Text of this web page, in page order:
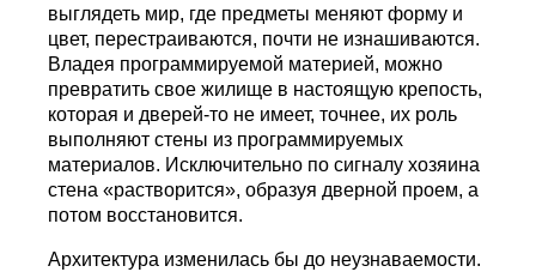
выглядеть мир, где предметы меняют форму и
цвет, перестраиваются, почти не изнашиваются.
Владея программируемой материей, можно
превратить свое жилище в настоящую крепость,
которая и дверей-то не имеет, точнее, их роль
выполняют стены из программируемых
материалов. Исключительно по сигналу хозяина
стена «растворится», образуя дверной проем, а
потом восстановится.
Архитектура изменилась бы до неузнаваемости.